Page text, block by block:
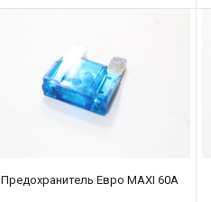
Предохранитель Eвро MAXI 60A